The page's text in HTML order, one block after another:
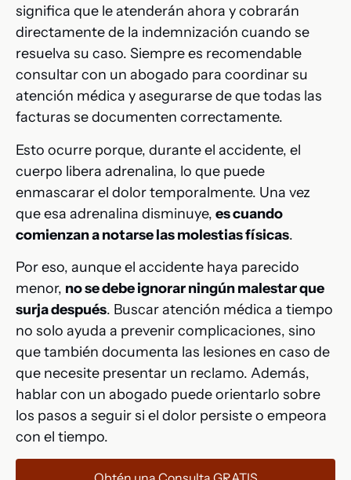
significa que le atenderán ahora y cobrarán
directamente de la indemnización cuando se
resuelva su caso. Siempre es recomendable
consultar con un abogado para coordinar su
atención médica y asegurarse de que todas las
facturas se documenten correctamente.
Esto ocurre porque, durante el accidente, el
cuerpo libera adrenalina, lo que puede
enmascarar el dolor temporalmente. Una vez
que esa adrenalina disminuye, es cuando
comienzan a notarse las molestias físicas.
Por eso, aunque el accidente haya parecido
menor, no se debe ignorar ningún malestar que
surja después. Buscar atención médica a tiempo
no solo ayuda a prevenir complicaciones, sino
que también documenta las lesiones en caso de
que necesite presentar un reclamo. Además,
hablar con un abogado puede orientarlo sobre
los pasos a seguir si el dolor persiste o empeora
con el tiempo.